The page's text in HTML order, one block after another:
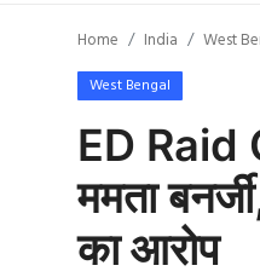
Entertainment
Contact
Gallery
Technology
Home India West
West Bengal
ED Raid
ममता
का आरोप